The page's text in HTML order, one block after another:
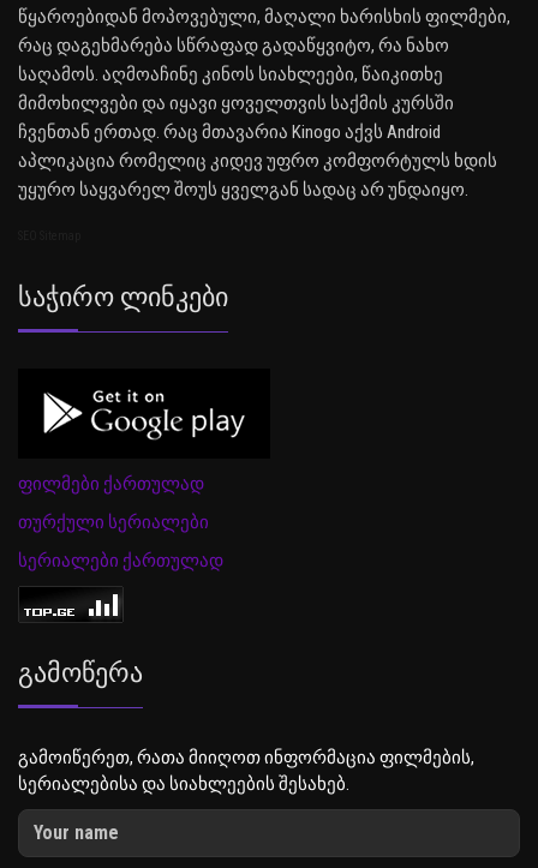
წყაროებიდან მოპოვებული, მაღალი ხარისხის ფილმები,
რაც დაგეხმარება სწრაფად გადაწყვიტო, რა ნახო
საღამოს. აღმოაჩინე კინოს სიახლეები, წაიკითხე
მიმოხილვები და იყავი ყოველთვის საქმის კურსში
ჩვენთან ერთად. რაც მთავარია Kinogo აქვს Android
აპლიკაცია რომელიც კიდევ უფრო კომფორტულს ხდის
უყურო საყვარელ შოუს ყველგან სადაც არ უნდაიყო.
Საჭირო Ლინკები
ფილმები ქართულად
თურქული სერიალები
სერიალები ქართულად
Გამოწერა
გამოიწერეთ, რათა მიიღოთ ინფორმაცია ფილმების,
სერიალებისა და სიახლეების შესახებ.